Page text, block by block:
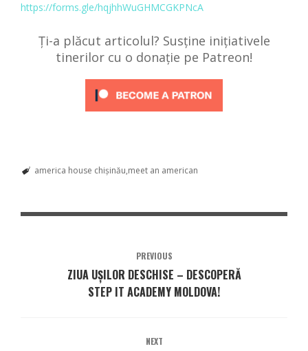
https://forms.gle/hqjhhWuGHMCGKPNcA
Ți-a plăcut articolul? Susține inițiativele
tinerilor cu o donație pe Patreon!
america house chişinău meet an american
PREVIOUS
ZIUA UȘILOR DESCHISE – DESCOPERĂ
STEP IT ACADEMY MOLDOVA!
NEXT